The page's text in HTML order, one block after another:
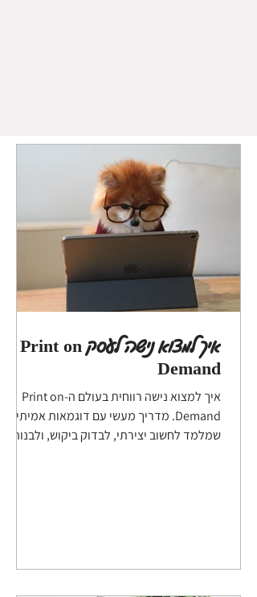
איך למצוא נישה לעסק Print on
Demand
איך למצוא נישה רווחית בעולם ה-Print on
Demand. מדריך מעשי עם דוגמאות אמיתיות
שמלמד לחשוב יצירתי, לבדוק ביקוש, ולבנות